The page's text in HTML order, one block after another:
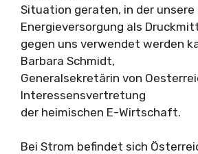
Situation geraten, in der unsere
Energieversorgung als
gegen uns verwendet werden
Barbara Schmidt,
Generalsekretärin von
Interessensvertretung
der heimischen E-Wirtschaft.
Bei Strom befindet sich